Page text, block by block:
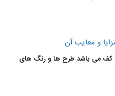
و معایب آن
می باشد طرح ها و رنگ های